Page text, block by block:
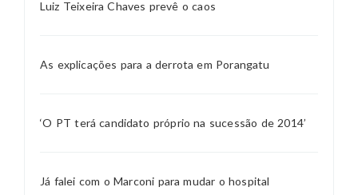
Luiz Teixeira Chaves prevê o caos
As explicações para a derrota em Porangatu
‘O PT terá candidato próprio na sucessão de 2014’
Já falei com o Marconi para mudar o hospital